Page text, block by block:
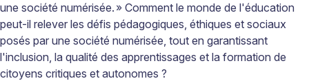
une société numérisée. » Comment le monde de l'éducation
peut-il relever les défis pédagogiques, éthiques et sociaux
posés par une société numérisée, tout en garantissant
l'inclusion, la qualité des apprentissages et la formation de
citoyens critiques et autonomes ?